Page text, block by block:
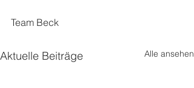
Team Beck
Aktuelle Beiträge Alle ansehen